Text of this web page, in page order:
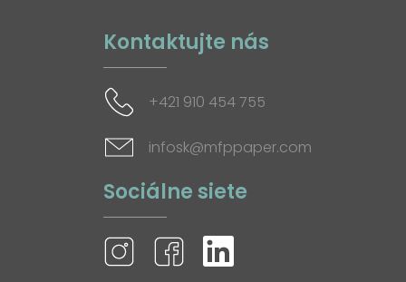
Kontaktujte nás
+421 910 454 755
infosk@mfppaper.com
Sociálne siete